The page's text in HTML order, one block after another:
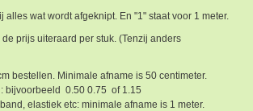
alles wat wordt afgeknipt. En "1" staat voor 1 meter.
prijs uiteraard per stuk. (Tenzij anders
bestellen. Minimale afname is 50 centimeter.
bijvoorbeeld 0.50 0.75 of 1.15
elastiek etc: minimale afname is 1 meter.